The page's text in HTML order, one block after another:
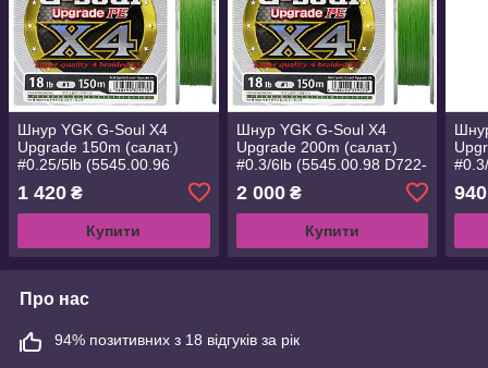
Шнур YGK G-Soul X4
Upgrade 150m (салат.)
#0.25/5lb (5545.00.96
1 420 ₴
Купити
Шнур YGK G-Soul X4
Upgrade 200m (салат.)
#0.3/6lb (5545.00.98 D722-
2 000₴
Купити
940
Про нас
94% позитивних з 18 відгуків за рік